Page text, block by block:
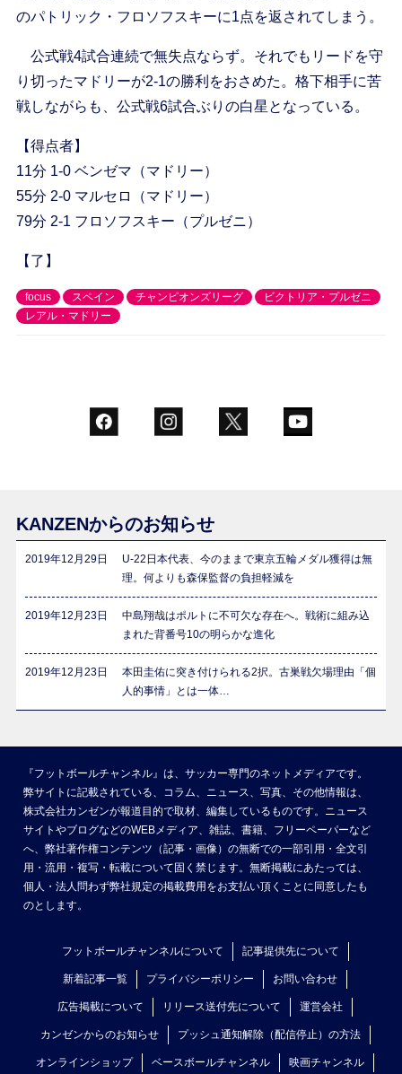
のパトリック・フロソフスキーに1点を返されてしまう。
公式戦4試合連続で無失点ならず。それでもリードを守
り切ったマドリーが2-1の勝利をおさめた。格下相手に苦
戦しながらも、公式戦6試合ぶりの白星となっている。
【得点者】
11分 1-0 ベンゼマ（マドリー）
55分 2-0 マルセロ（マドリー）
79分 2-1 フロソフスキー（プルゼニ）
【了】
focus スペイン チャンピオンズリーグ
ビクトリア・プルゼニ
レアル・マドリー
KANZENからのお知らせ
2019年12月29日
U-22日本代表、今のままで東京五輪メダル獲得は無
理。何よりも森保監督の負担軽減を
2019年12月23日
中島翔哉はポルトに不可欠な存在へ。戦術に組み込
まれた背番号10の明らかな進化
2019年12月23日
本田圭佑に突き付けられる2択。古巣戦欠場理由「個
人的事情」とは一体…
『フットボールチャンネル』は、サッカー専門のネットメディアです。
弊サイトに記載されている、コラム、ニュース、写真、その他情報は、
株式会社カンゼンが報道目的で取材、編集しているものです。ニュース
サイトやブログなどのWEBメディア、雑誌、書籍、フリーペーパーなど
へ、弊社著作権コンテンツ（記事・画像）の無断での一部引用・全文引
用・流用・複写・転載について固く禁じます。無断掲載にあたっては、
個人・法人問わず弊社規定の掲載費用をお支払い頂くことに同意したも
のとします。
フットボールチャンネルについて 記事提供先について
新着記事一覧 プライバシーポリシー お問い合わせ
広告掲載について リリース送付先について 運営会社
カンゼンからのお知らせ プッシュ通知解除（配信停止）の方法
オンラインショップ ベースボールチャンネル 映画チャンネル